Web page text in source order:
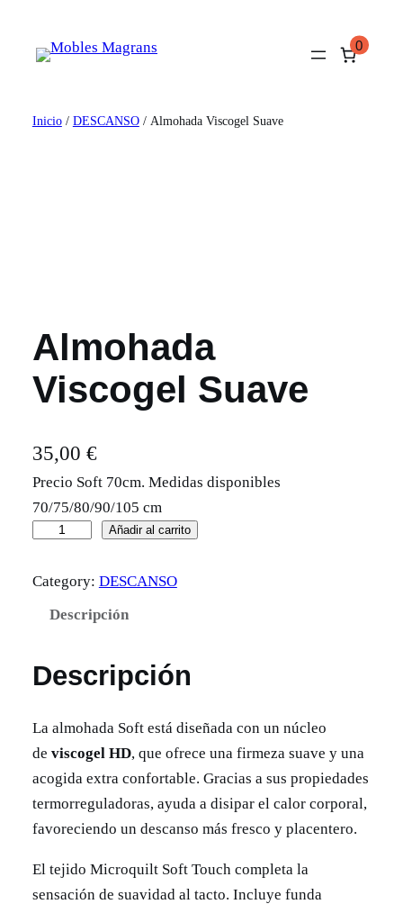
contenido
0
Inicio/ DESCANSO/ Almohada Viscogel Suave
Almohada
Viscogel Suave
35,00 €
Precio Soft 70cm. Medidas disponibles
70/75/80/90/105 cm
m
d
V
i
s
c
o
Añadir al carrito
Category: DESCANSO
Descripción
Descripción
La almohada Soft está diseñada con un núcleo
de viscogel HD, que ofrece una firmeza suave y una
acogida extra confortable. Gracias a sus propiedades
termorreguladoras, ayuda a disipar el calor corporal,
favoreciendo un descanso más fresco y placentero.
El tejido Microquilt Soft Touch completa la
sensación de suavidad al tacto. Incluye funda